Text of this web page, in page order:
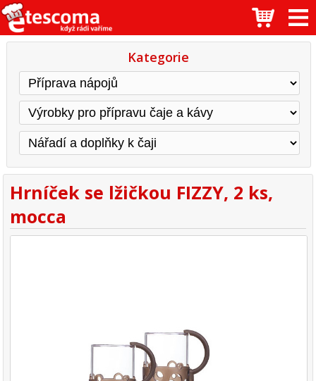
Kategorie
Hrníček se lžičkou FIZZY, 2 ks,
mocca